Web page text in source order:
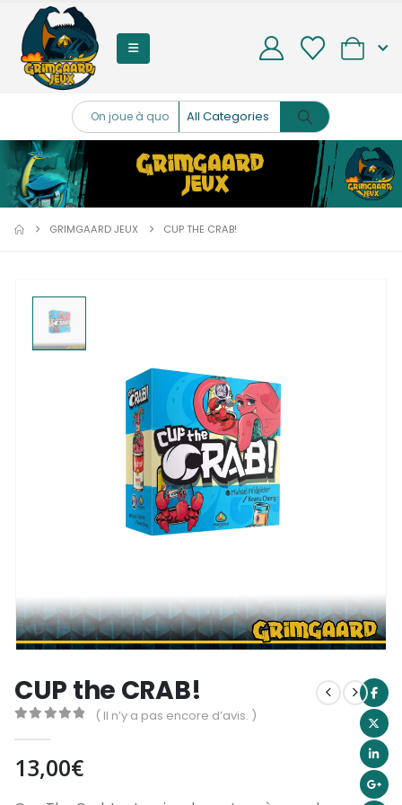
GRIMGAARD JEUX CUP THE CRAB!
CUP the CRAB!
( Il n’y a pas encore d’avis. )
13,00€